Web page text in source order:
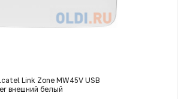
Link Zone MW45V USB
внешний белый